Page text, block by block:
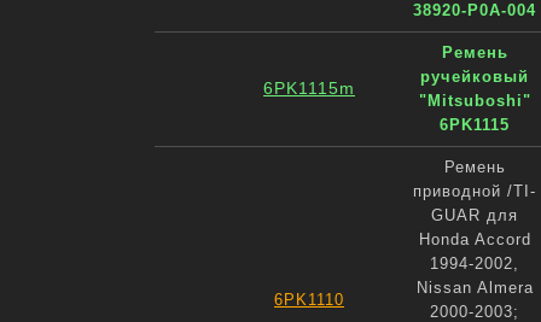
38920-P0A-004
6PK1115m
Ремень
ручейковый
"Mitsuboshi"
6PK1115
6PK1110
Ремень
приводной /TI-
GUAR для
Honda Accord
1994-2002,
Nissan Almera
2000-2003;